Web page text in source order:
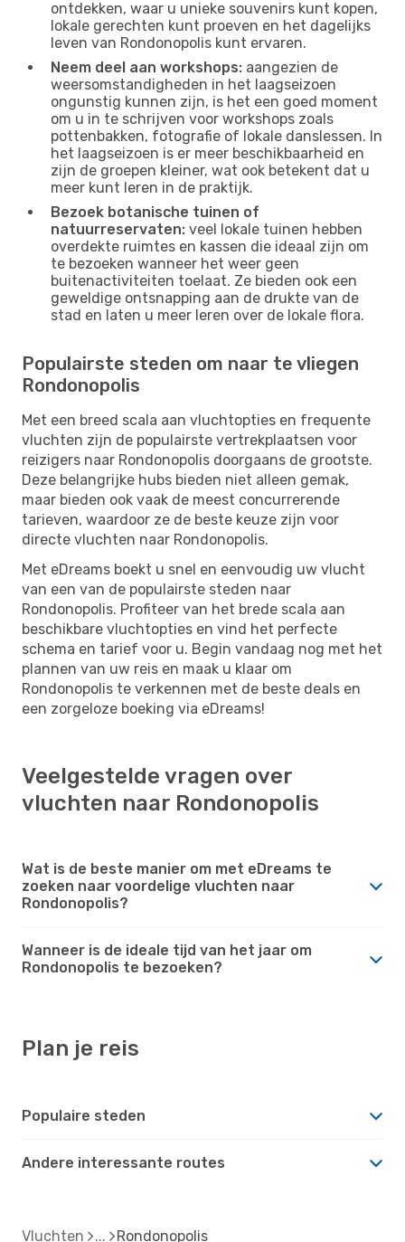
ontdekken, waar u unieke souvenirs kunt kopen,
lokale gerechten kunt proeven en het dagelijks
leven van Rondonopolis kunt ervaren.
Neem deel aan workshops: aangezien de
weersomstandigheden in het laagseizoen
ongunstig kunnen zijn, is het een goed moment
om u in te schrijven voor workshops zoals
pottenbakken, fotografie of lokale danslessen. In
het laagseizoen is er meer beschikbaarheid en
zijn de groepen kleiner, wat ook betekent dat u
meer kunt leren in de praktijk.
Bezoek botanische tuinen of
natuurreservaten: veel lokale tuinen hebben
overdekte ruimtes en kassen die ideaal zijn om
te bezoeken wanneer het weer geen
buitenactiviteiten toelaat. Ze bieden ook een
geweldige ontsnapping aan de drukte van de
stad en laten u meer leren over de lokale flora.
Populairste steden om naar te vliegen
Rondonopolis
Met een breed scala aan vluchtopties en frequente
vluchten zijn de populairste vertrekplaatsen voor
reizigers naar Rondonopolis doorgaans de grootste.
Deze belangrijke hubs bieden niet alleen gemak,
maar bieden ook vaak de meest concurrerende
tarieven, waardoor ze de beste keuze zijn voor
directe vluchten naar Rondonopolis.
Met eDreams boekt u snel en eenvoudig uw vlucht
van een van de populairste steden naar
Rondonopolis. Profiteer van het brede scala aan
beschikbare vluchtopties en vind het perfecte
schema en tarief voor u. Begin vandaag nog met het
plannen van uw reis en maak u klaar om
Rondonopolis te verkennen met de beste deals en
een zorgeloze boeking via eDreams!
Veelgestelde vragen over
vluchten naar Rondonopolis
Wat is de beste manier om met eDreams te
zoeken naar voordelige vluchten naar
Rondonopolis?
Wanneer is de ideale tijd van het jaar om
Rondonopolis te bezoeken?
Plan je reis
Populaire steden
Andere interessante routes
Vluchten Rondonopolis